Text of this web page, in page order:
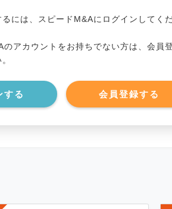
には、スピードM&Aにログインしてく
のアカウントをお持ちでない方は、会員
する 会員登録する
事業資産
事業負債